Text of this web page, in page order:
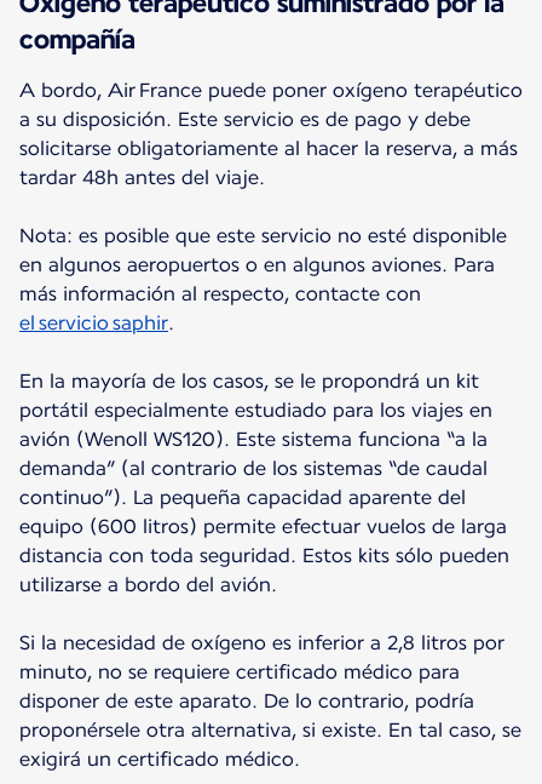
compañía
A bordo, Air France puede poner oxígeno terapéutico
a su disposición. Este servicio es de pago y debe
solicitarse obligatoriamente al hacer la reserva, a más
tardar 48h antes del viaje.
Nota: es posible que este servicio no esté disponible
en algunos aeropuertos o en algunos aviones. Para
más información al respecto, contacte con
el servicio saphir.
En la mayoría de los casos, se le propondrá un kit
portátil especialmente estudiado para los viajes en
avión (Wenoll WS120). Este sistema funciona “a la
demanda” (al contrario de los sistemas “de caudal
continuo”). La pequeña capacidad aparente del
equipo (600 litros) permite efectuar vuelos de larga
distancia con toda seguridad. Estos kits sólo pueden
utilizarse a bordo del avión.
Si la necesidad de oxígeno es inferior a 2,8 litros por
minuto, no se requiere certificado médico para
disponer de este aparato. De lo contrario, podría
proponérsele otra alternativa, si existe. En tal caso, se
exigirá un certificado médico.